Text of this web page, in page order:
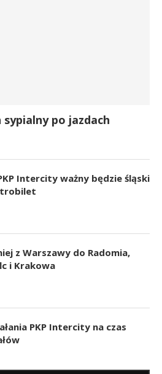
po jazdach
Intercity ważny będzie śląski
z Warszawy do Radomia,
i Krakowa
PKP Intercity na czas